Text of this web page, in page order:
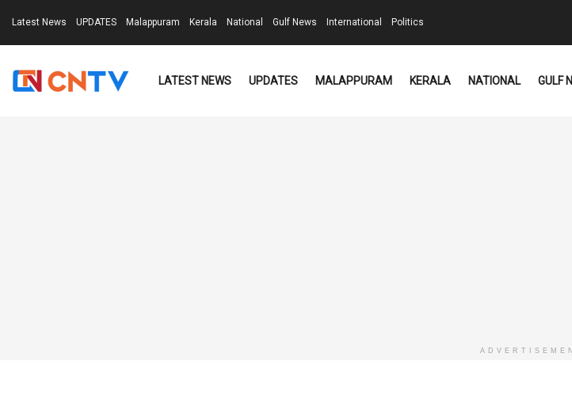
Latest News UPDATES Malappuram Kerala National Gulf News International Politics
LATEST NEWS UPDATES MALAPPURAM KERALA NATIONAL GULF